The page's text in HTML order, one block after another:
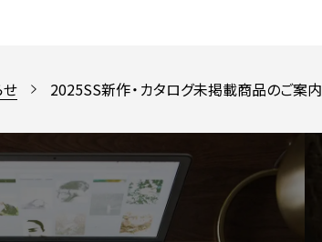
2025SS新作・カタログ未掲載商品のご案内